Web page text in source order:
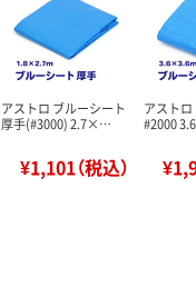
アストロ ブルーシート
厚手(#3000) 2.7×…
¥1,101（税込）
アスト
#2000